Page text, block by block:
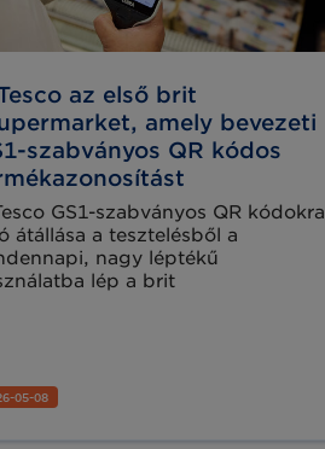
az első brit
amely bevezeti
szabványos QR kódos
GS1-szabványos QR kódokra
átállása a tesztelésből a
nagy léptékű
lép a brit
05-08